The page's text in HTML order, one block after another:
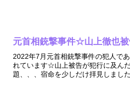
元首相銃撃事件☆山上徹也
2022年7月元首相銃撃事件の犯人で
れています☆山上被告が犯行に及ん
題、、、宿命を少しだけ拝見しまし